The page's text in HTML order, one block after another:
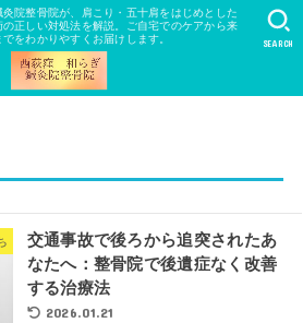
院整骨院が、肩こり・五十肩をはじめとした
正しい対処法を解説。ご自宅でのケアから来
をわかりやすくお届けします。
SEARCH
交通事故で後ろから追突されたあ
なたへ：整骨院で後遺症なく改善
する治療法
2026.01.21